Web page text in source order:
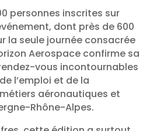
personnes inscrites sur
dont près de 600
la seule journée consacrée
Aerospace confirme sa
vous incontournables
l’emploi et de la
aéronautiques et
Rhône-Alpes.